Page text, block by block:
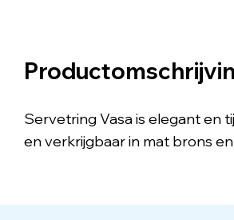
Servetring Vasa is elegant en
en verkrijgbaar in mat brons en